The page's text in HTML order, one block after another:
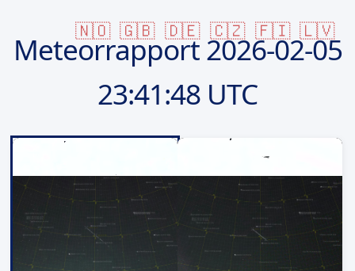
🇳🇴 🇬🇧 🇩🇪 🇨🇿 🇫🇮 🇱🇻
Meteorrapport2026-02-05
23:41:48 UTC